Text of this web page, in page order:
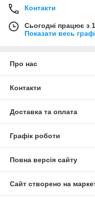
Контакти
Сьогодні працює з
Показати весь
Про нас
Контакти
Доставка та оплата
Графік роботи
Повна версія сайту
Сайт створено на